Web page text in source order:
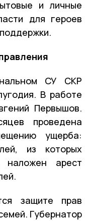
и личные
для героев
СУ СКР
В работе
Первышов.
проведена
ущерба:
из которых
арест
защите прав
Губернатор